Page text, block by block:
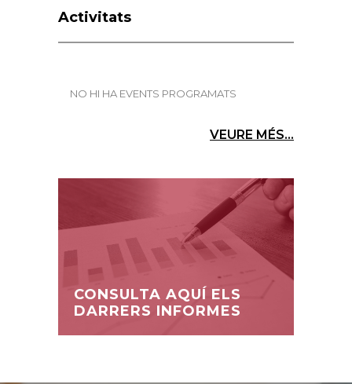
Activitats
NO HI HA EVENTS PROGRAMATS
VEURE MÉS...
CONSULTA AQUÍ ELS
DARRERS INFORMES